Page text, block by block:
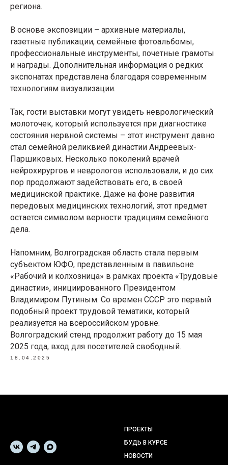
региона.
В основе экспозиции – архивные материалы,
газетные публикации, семейные фотоальбомы,
профессиональные инструменты, почетные грамоты
и награды. Дополнительная информация о редких
экспонатах представлена благодаря современным
технологиям визуализации.
Так, гости выставки могут увидеть неврологический
молоточек, который используется при диагностике
состояния нервной системы – этот инструмент давно
стал семейной реликвией династии Андреевых-
Паршиковых. Несколько поколений врачей
нейрохирургов и неврологов использовали, и до сих
пор продолжают задействовать его, в своей
медицинской практике. Даже на фоне развития
передовых медицинских технологий, этот предмет
остается символом верности традициям семейного
дела.
Напомним, Волгоградская область стала первым
субъектом ЮФО, представленным в павильоне
«Рабочий и колхозница» в рамках проекта «Трудовые
династии», инициированного Президентом
Владимиром Путиным. Со времен СССР это первый
подобный проект трудовой тематики, который
реализуется на всероссийском уровне.
Волгоградский стенд продолжит работу до 15 мая
2025 года, вход для посетителей свободный.
18.04.2025
ПРОЕКТЫ
БУДЬ В КУРСЕ
НОВОСТИ